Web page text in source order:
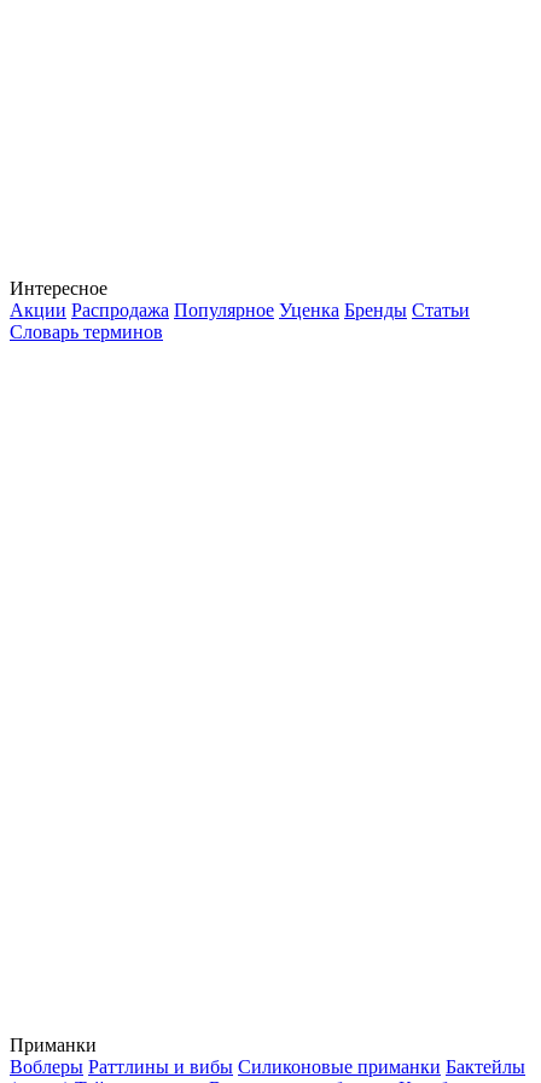
Интересное
Акции Распродажа Популярное Уценка Бренды Статьи
Словарь терминов
Приманки
Воблеры Раттлины и вибы Силиконовые приманки Бактейлы